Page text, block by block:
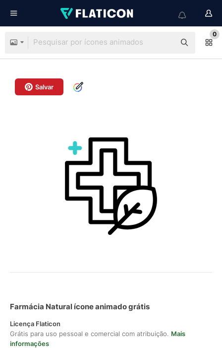
0
Salvar
Farmácia Natural ícone animado grátis
Licença Flaticon
Grátis para uso pessoal e comercial com atribuição. Mais
informações